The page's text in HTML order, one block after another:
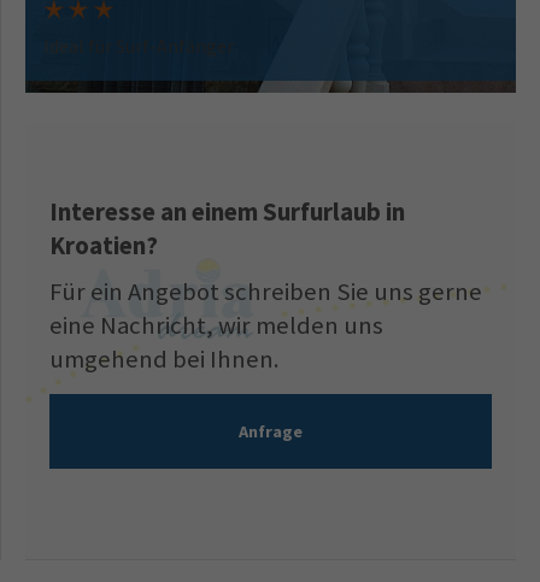
Interesse an einem Surfurlaub in
Kroatien?
Für ein Angebot schreiben Sie uns gerne
eine Nachricht, wir melden uns
umgehend bei Ihnen.
Anfrage